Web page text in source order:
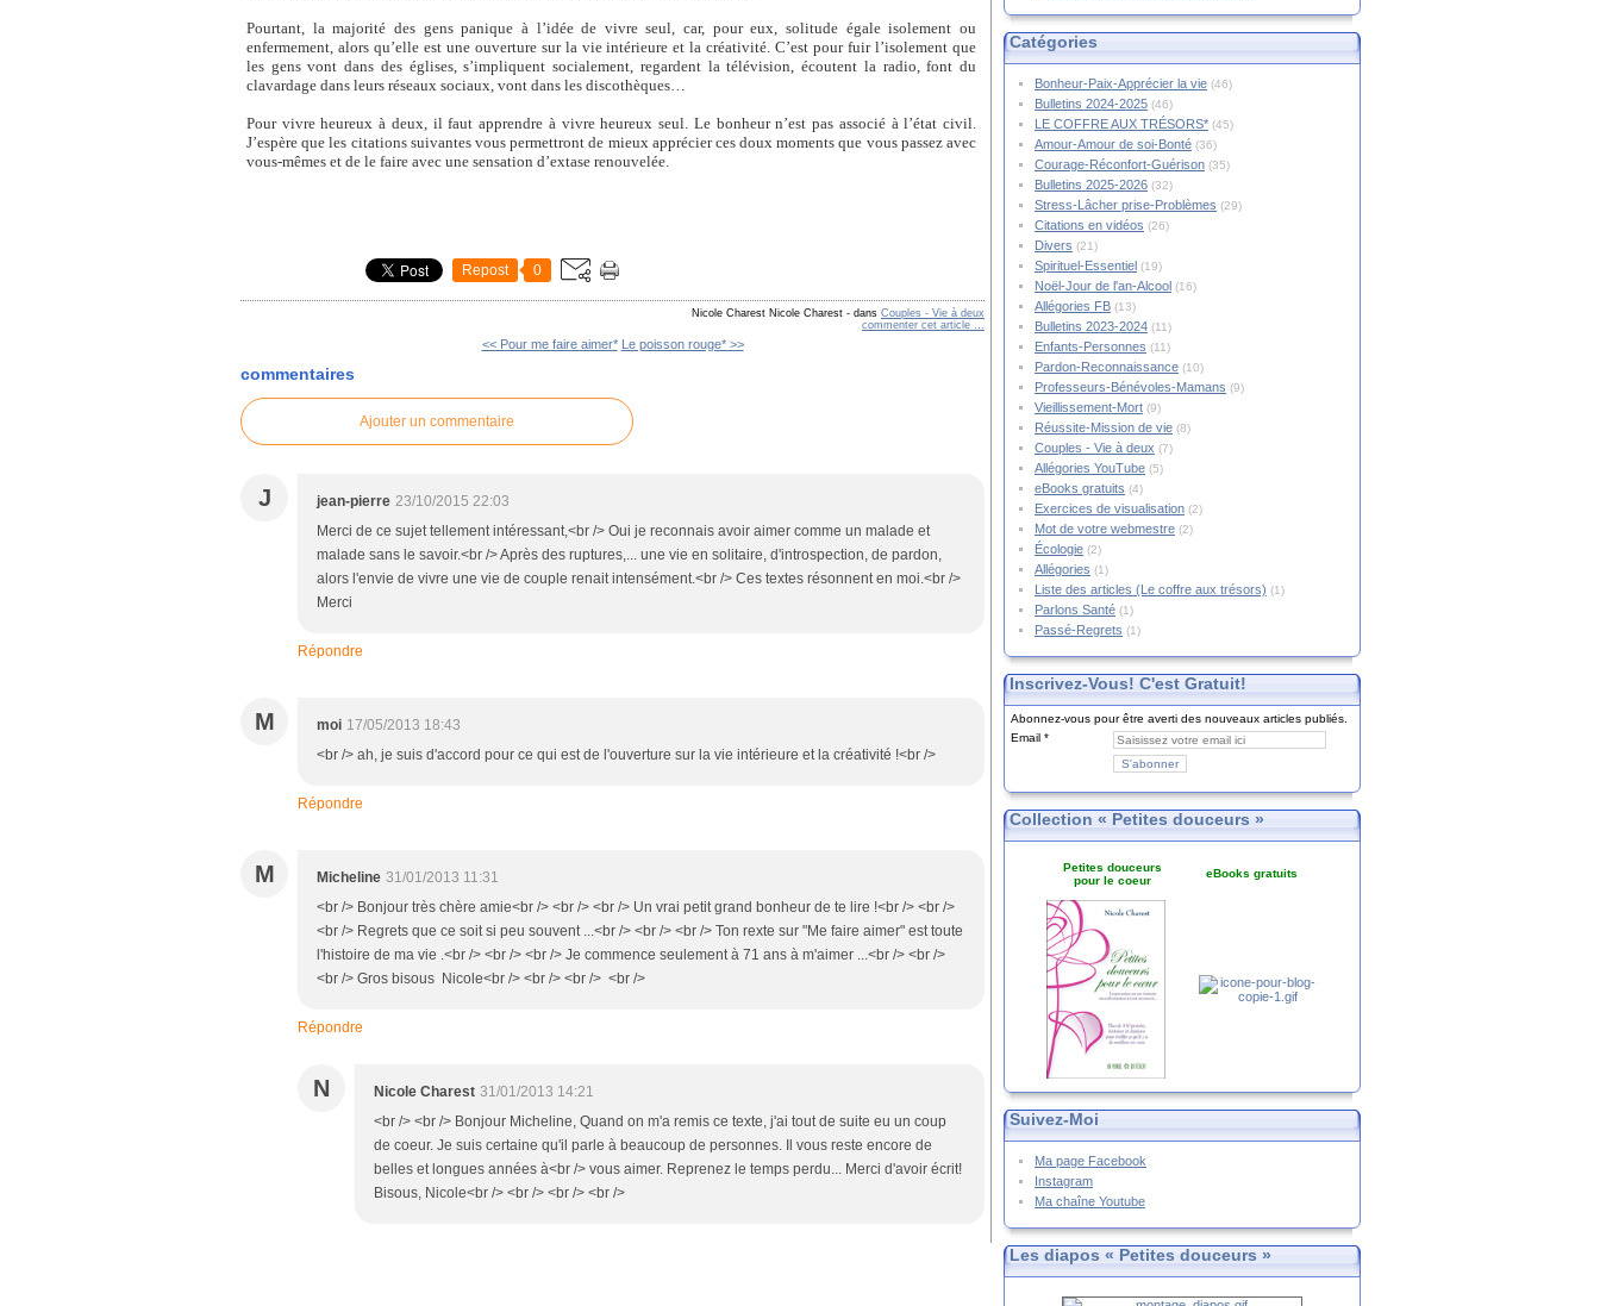
Pourtant, la majorité des gens panique à l’idée de vivre seul, car, pour eux, solitude égale isolement ou
enfermement, alors qu’elle est une ouverture sur la vie intérieure et la créativité. C’est pour fuir l’isolement que
les gens vont dans des églises, s’impliquent socialement, regardent la télévision, écoutent la radio, font du
clavardage dans leurs réseaux sociaux, vont dans les discothèques…
Pour vivre heureux à deux, il faut apprendre à vivre heureux seul. Le bonheur n’est pas associé à l’état civil.
J’espère que les citations suivantes vous permettront de mieux apprécier ces doux moments que vous passez avec
vous-mêmes et de le faire avec une sensation d’extase renouvelée.
Repost 0
Nicole Charest Nicole Charest - dans Couples - Vie à deux
commenter cet article
<< Pour me faire aimer* Le poisson rouge* >>
commentaires
Ajouter un commentaire
J jean-pierre 23/10/2015 22:03
Merci de ce sujet tellement intéressant,<br /> Oui je reconnais avoir aimer comme un malade et
malade sans le savoir.<br /> Après des ruptures,... une vie en solitaire, d'introspection, de pardon,
alors l'envie de vivre une vie de couple renait intensément.<br /> Ces textes résonnent en moi.<br />
Merci
Répondre
M moi 17/05/2013 18:43
<br /> ah, je suis d'accord pour ce qui est de l'ouverture sur la vie intérieure et la créativité !<br />
Répondre
M Micheline 31/01/2013 11:31
<br /> Bonjour très chère amie<br /> <br /> <br /> Un vrai petit grand bonheur de te lire !<br /> <br />
<br /> Regrets que ce soit si peu souvent ...<br /> <br /> <br /> Ton rexte sur "Me faire aimer" est toute
l'histoire de ma vie .<br /> <br /> <br /> Je commence seulement à 71 ans à m'aimer ...<br /> <br />
<br /> Gros bisous Nicole<br /> <br /> <br /> <br />
Répondre
N Nicole Charest 31/01/2013 14:21
<br /> <br /> Bonjour Micheline, Quand on m'a remis ce texte, j'ai tout de suite eu un coup
de coeur. Je suis certaine qu'il parle à beaucoup de personnes. Il vous reste encore de
belles et longues années à<br /> vous aimer. Reprenez le temps perdu... Merci d'avoir écrit!
Bisous, Nicole<br /> <br /> <br /> <br />
Catégories
Bonheur-Paix-Apprécier la vie (46)
Bulletins 2024-2025 (46)
LE COFFRE AUX TRÉSORS* (45)
Amour-Amour de soi-Bonté (36)
Courage-Réconfort-Guérison (35)
Bulletins 2025-2026 (32)
Stress-Lâcher prise-Problèmes (29)
Citations en vidéos (26)
Divers (21)
Spirituel-Essentiel (19)
Noël-Jour de l'an-Alcool (16)
Allégories FB (13)
Bulletins 2023-2024 (11)
Enfants-Personnes (11)
Pardon-Reconnaissance (10)
Professeurs-Bénévoles-Mamans (9)
Vieillissement-Mort (9)
Réussite-Mission de vie (8)
Couples - Vie à deux (7)
Allégories YouTube (5)
eBooks gratuits (4)
Exercices de visualisation (2)
Mot de votre webmestre (2)
Écologie (2)
Allégories (1)
Liste des articles (Le coffre aux trésors) (1)
Parlons Santé (1)
Passé-Regrets (1)
Inscrivez-Vous! C'est Gratuit!
Abonnez-vous pour être averti des nouveaux articles publiés.
Email
Collection « Petites douceurs »
Petites douceurs
pour le coeur
eBooks gratuits
Suivez-Moi
Ma page Facebook
Instagram
Ma chaîne Youtube
Les diapos « Petites douceurs »